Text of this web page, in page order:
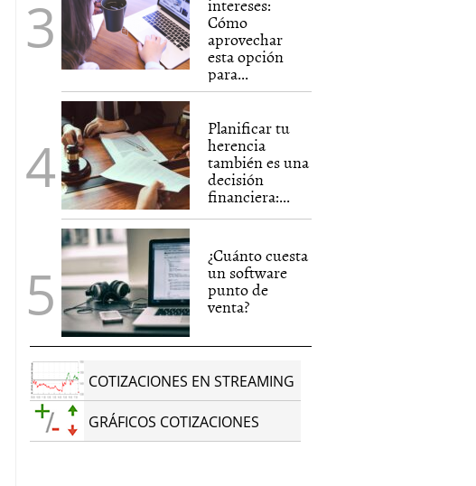
intereses:
Cómo
aprovechar
esta opción
para...
Planificar tu
herencia
también es una
decisión
financiera:...
¿Cuánto cuesta
un software
punto de
venta?
COTIZACIONES EN STREAMING
GRÁFICOS COTIZACIONES